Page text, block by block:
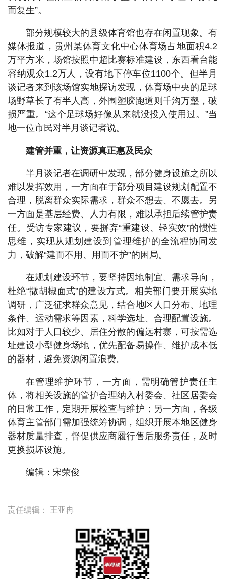
而复生”。
部分规模较大的县级体育馆也存在闲置现象。有
媒体报道，贵州某体育文化中心体育场占地面积4.2
万平方米，场馆按照中超比赛标准建设，东西看台能
容纳观众1.2万人，设有地下停车位1100个。但半月
谈记者来到该场馆实地探访发现，体育场中央的足球
场野草长了有半人高，外围塑胶跑道则千沟万壑，破
损严重。“这个足球场好像从来就没投入使用过。”当
地一位市民对半月谈记者说。
建管并重，让资源真正惠及民众
半月谈记者在调研中发现，部分健身设施之所以
难以发挥效用，一方面在于部分项目建设规划配置不
合理，脱离群众实际需求，群众不想去、不愿去。另
一方面是基层经费、人力有限，难以承担后续管护责
任。受访专家建议，要摒弃“重建设、轻实效”的惯性
思维，实现从规划建设到管理维护的全流程协同发
力，破解“建而不用、用而不护”的困局。
在规划建设环节，要坚持因地制宜、需求导向，
杜绝“撒胡椒面式”的建设方式。相关部门要开展实地
调研，广泛征求群众意见，结合地区人口分布、地理
条件、运动需求等因素，科学选址、合理配置设施。
比如对于人口较少、居住分散的偏远村寨，可按需选
址建设小型健身场地，优先配备易操作、维护成本低
的器材，避免资源闲置浪费。
在管理维护环节，一方面，需明确管护责任主
体，将相关设施的管护合理纳入村委会、社区居委会
的日常工作，定期开展检查与维护；另一方面，各级
体育主管部门需加强统筹协调，组织开展本地区健身
器材质量排查，督促供应商履行售后服务责任，及时
更换损坏设施。
编辑：宋荣俊
责任编辑： 王亚冉